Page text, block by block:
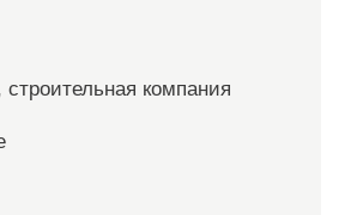
компания